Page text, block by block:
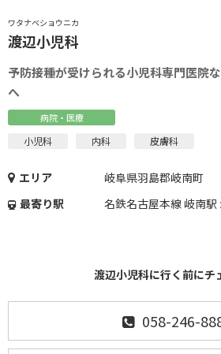
ワタナベショウニカ
渡辺小児科
予防接種が受けられる小児科専門医院
へ
病院・医療
小児科 内科 皮膚科
エリア
岐阜県羽島郡岐南町
最寄り駅
名鉄名古屋本線 岐南
渡辺小児科に行く前にチ
058-246-